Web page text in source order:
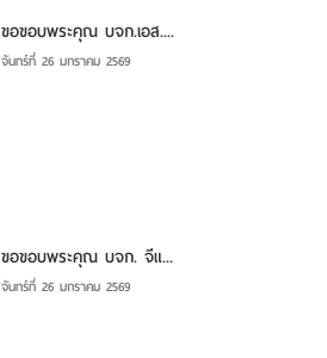
ขอขอบพระคุณ บจก.เอส....
จันทร์ที่ 26 มกราคม 2569
ขอขอบพระคุณ บจก. จีแ...
จันทร์ที่ 26 มกราคม 2569